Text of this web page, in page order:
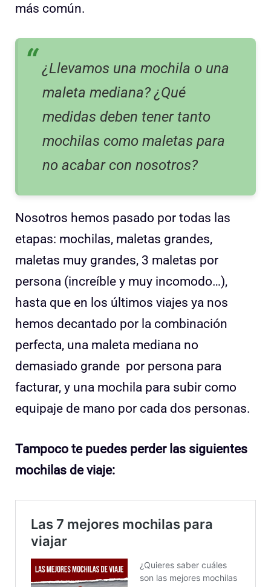
más común.
¿Llevamos una mochila o una
maleta mediana? ¿Qué
medidas deben tener tanto
mochilas como maletas para
no acabar con nosotros?
Nosotros hemos pasado por todas las
etapas: mochilas, maletas grandes,
maletas muy grandes, 3 maletas por
persona (increíble y muy incomodo…),
hasta que en los últimos viajes ya nos
hemos decantado por la combinación
perfecta, una maleta mediana no
demasiado grande por persona para
facturar, y una mochila para subir como
equipaje de mano por cada dos personas.
Tampoco te puedes perder las siguientes
mochilas de viaje: